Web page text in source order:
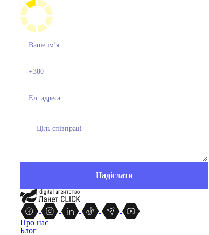
Про нас
Блог